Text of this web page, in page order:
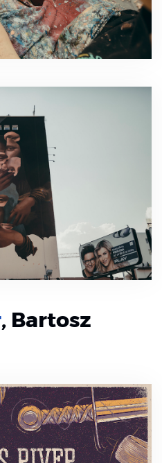
, Bartosz